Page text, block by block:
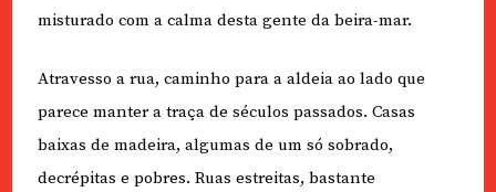
misturado com a calma desta gente da beira-mar.
Atravesso a rua, caminho para a aldeia ao lado que
parece manter a traça de séculos passados. Casas
baixas de madeira, algumas de um só sobrado,
decrépitas e pobres. Ruas estreitas, bastante